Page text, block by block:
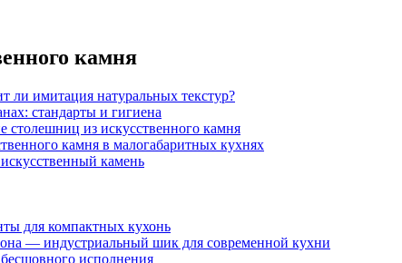
камня
ли имитация натуральных текстур?
стандарты и гигиена
столешниц из искусственного камня
камня в малогабаритных кухнях
камень
для компактных кухонь
— индустриальный шик для современной кухни
исполнения